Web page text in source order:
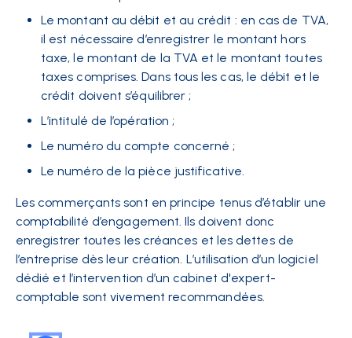
Le montant au débit et au crédit : en cas de TVA,
il est nécessaire d’enregistrer le montant hors
taxe, le montant de la TVA et le montant toutes
taxes comprises. Dans tous les cas, le débit et le
crédit doivent s’équilibrer ;
L’intitulé de l’opération ;
Le numéro du compte concerné ;
Le numéro de la pièce justificative.
Les commerçants sont en principe tenus d’établir une
comptabilité d’engagement. Ils doivent donc
enregistrer toutes les créances et les dettes de
l’entreprise dès leur création. L’utilisation d’un logiciel
dédié et l’intervention d’un cabinet d'expert-
comptable sont vivement recommandées.